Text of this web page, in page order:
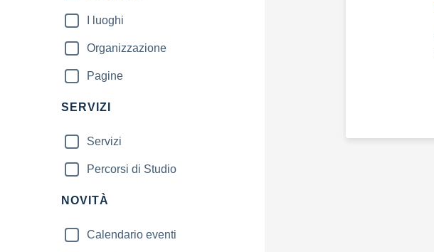
I luoghi
Organizzazione
Pagine
SERVIZI
Servizi
Percorsi di Studio
NOVITÀ
Calendario eventi